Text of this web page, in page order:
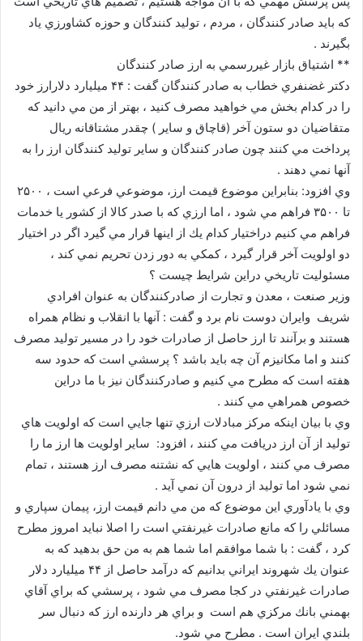
كه بايد صادر كنندگان ، مردم ، توليد كنندگان و حوزه كشاورزي ياد
بگيرند .
** اشتياق بازار غيررسمي به ارز صادر كنندگان
دكتر غضنفري خطاب به صادر كنندگان گفت : ۴۴ ميليارد دلارارز خود
را در كدام بخش مي خواهيد مصرف كنيد ، بهتر از من مي دانيد كه
متقاضيان دو ستون آخر (قاچاق و ساير ) چقدر مشتاقانه ريال
پرداخت مي كنند چون صادر كنندگان و ساير توليد كنندگان ارز را به
آنها نمي دهند .
وي افزود: بنابراين موضوع قيمت ارز، موضوعي فرعي است ، ۲۵۰۰
تا ۳۵۰۰ فراهم مي شود ، اما ارزي كه با صدر كالا از كشور يا خدمات
فراهم مي كنيم دراختيار كدام يك از اينها قرار مي گيرد اگر در اختيار
دو اولويت آخر قرار گيرد ، كمكي به دور زدن تحريم نمي كند ،
مسئوليت تاريخي دراين شرايط چيست ؟
وزير صنعت ، معدن و تجارت از صادركنندگان به عنوان افرادي
شريف وايران دوست نام برد و گفت : آنها با انقلاب و نظام همراه
هستند و برآنند تا ارز حاصل از صادرات خود را در مسير توليد مصرف
كنند و اما مكانيزم آن چه بايد باشد ؟ پرسشي است كه حدود سه
هفته است كه مطرح مي كنيم و صادركنندگان نيز با ما دراين
خصوص همراهي مي كنند .
وي با بيان اينكه مركز مبادلات ارزي تنها جايي است كه اولويت هاي
توليد از آن ارز دريافت مي كنند ، افزود: ساير اولويت ها ارز ما را
مصرف مي كنند ، اولويت هايي كه نشتنه مصرف ارز هستند ، تمام
نمي شود اما توليد از درون آن نمي آيد .
وي با يادآوري اين موضوع كه من مي دانم قيمت ارز، پيمان سپاري و
مسائلي را كه مانع صادرات غيرنفتي است را اصلا نبايد امروز مطرح
كرد ، گفت : با شما موافقم اما شما هم به من حق بدهيد كه به
عنوان يك شهروند ايراني بدانيم كه درآمد حاصل از ۴۴ ميليارد دلار
صادرات غيرنفتي در كجا مصرف مي شود ، پرسشي كه براي آقاي
بهمني بانك مركزي هم است و براي هر دارنده ارز كه دنبال سر
بلندي ايران است . مطرح مي شود.